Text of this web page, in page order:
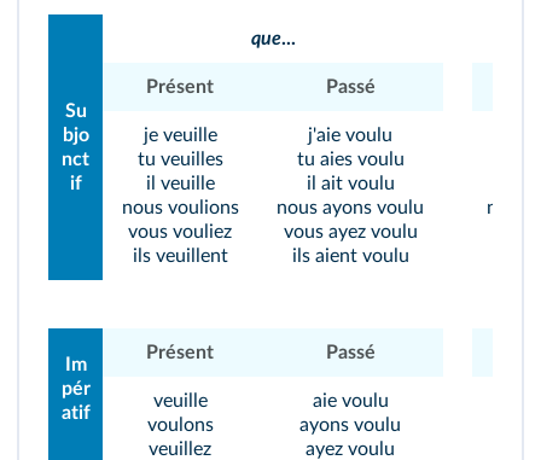
Su
bjo
nct
if
que...
Présent Passé
je veuille
tu veuilles
il veuille
nous voulions
vous vouliez
ils veuillent
j'aie voulu
tu aies voulu
il ait voulu
nous ayons voulu
vous ayez voulu
ils aient voulu
nous
Im
pér
atif
Présent Passé
veuille
voulons
veuillez
aie voulu
ayons voulu
ayez voulu